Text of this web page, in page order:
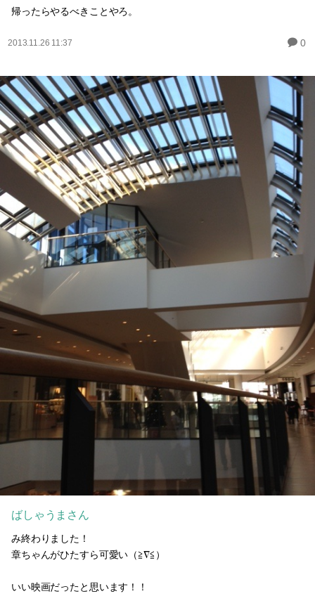
帰ったらやるべきことやろ。
2013.11.26 11:37 0
ばしゃうまさん
み終わりました！
章ちゃんがひたすら可愛い（≧∇≦）
いい映画だったと思います！！